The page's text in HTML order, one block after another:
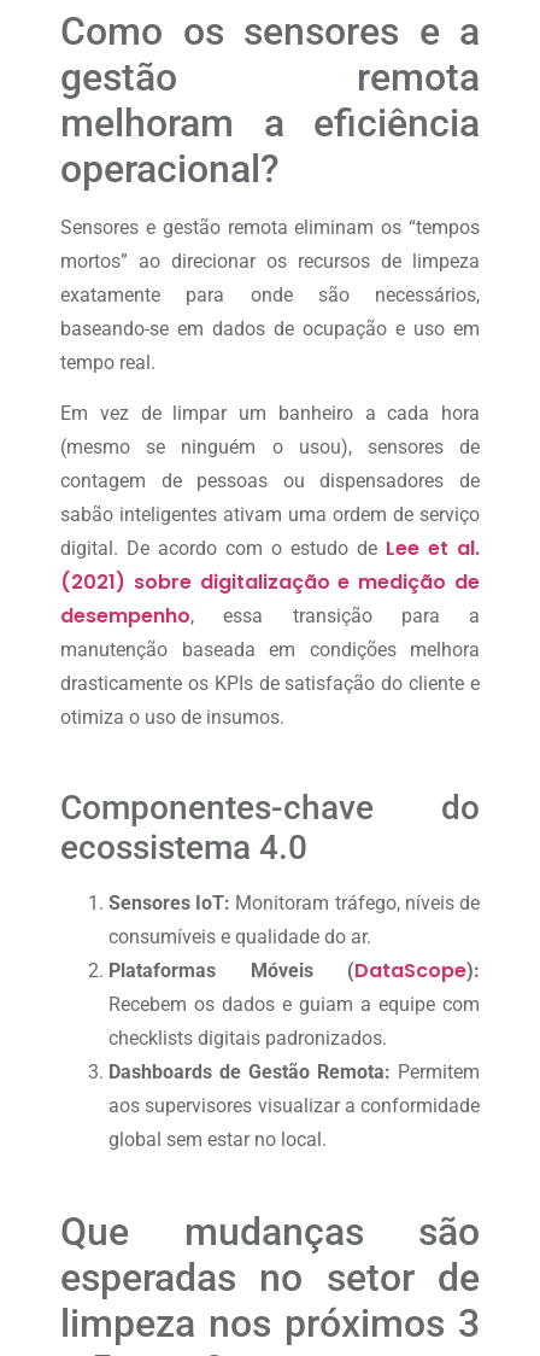
Como os sensores e a
gestão remota
melhoram a eficiência
operacional?
Sensores e gestão remota eliminam os “tempos
mortos” ao direcionar os recursos de limpeza
exatamente para onde são necessários,
baseando-se em dados de ocupação e uso em
tempo real.
Em vez de limpar um banheiro a cada hora
(mesmo se ninguém o usou), sensores de
contagem de pessoas ou dispensadores de
sabão inteligentes ativam uma ordem de serviço
digital. De acordo com o estudo de Lee et al.
(2021) sobre digitalização e medição de
desempenho, essa transição para a
manutenção baseada em condições melhora
drasticamente os KPIs de satisfação do cliente e
otimiza o uso de insumos.
Componentes-chave do
ecossistema 4.0
Sensores IoT: Monitoram tráfego, níveis de
consumíveis e qualidade do ar.
Plataformas Móveis (DataScope):
Recebem os dados e guiam a equipe com
checklists digitais padronizados.
Dashboards de Gestão Remota: Permitem
aos supervisores visualizar a conformidade
global sem estar no local.
Que mudanças são
esperadas no setor de
limpeza nos próximos 3